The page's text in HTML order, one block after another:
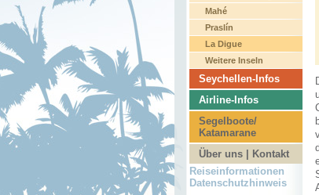
Mahé
Praslín
La Digue
Weitere Inseln
Seychellen-Infos
Airline-Infos
Segelboote/
Katamarane
Über uns | Kontakt
Reiseinformationen
Datenschutzhinweis